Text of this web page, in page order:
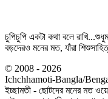
চুপিচুপি একটা কথা বলে
বড়দেরও মনের মত, যাঁরা
© 2008 - 2026
Ichchhamoti-Bangla/
ইচ্ছামতী - ছোটদের মনের মত